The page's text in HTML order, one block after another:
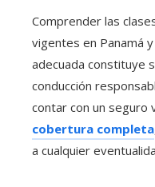
Comprender las
vigentes en Panamá
adecuada constituye
conducción
contar con un seguro
cobertura completa
a cualquier